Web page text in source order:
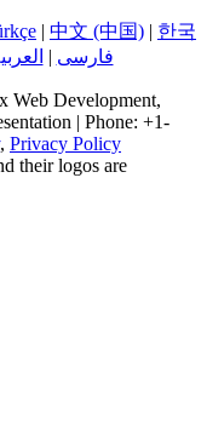
| 中文 (中国) | 한국
| فارسی
Web Development,
| Phone: +1-
, Privacy Policy
their logos are